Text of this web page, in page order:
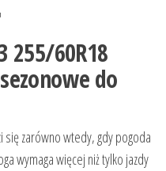
255/60R18
do
się zarówno wtedy, gdy pogoda
wymaga więcej niż tylko jazdy